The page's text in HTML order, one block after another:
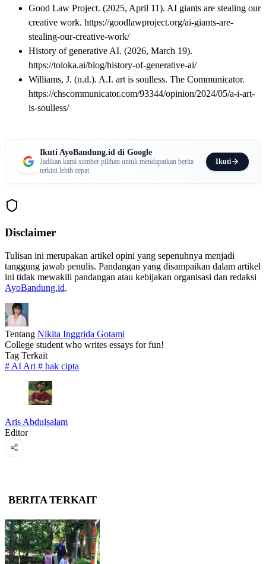
Good Law Project. (2025, April 11). AI giants are stealing our
creative work. https://goodlawproject.org/ai-giants-are-
stealing-our-creative-work/
History of generative AI. (2026, March 19).
https://toloka.ai/blog/history-of-generative-ai/
Williams, J. (n.d.). A.I. art is soulless. The Communicator.
https://chscommunicator.com/93344/opinion/2024/05/a-i-art-
is-soulless/
Ikuti AyoBandung.id di Google
Jadikan kami sumber pilihan untuk mendapatkan berita
terkini lebih cepat
Ikuti
Disclaimer
Tulisan ini merupakan artikel opini yang sepenuhnya menjadi
tanggung jawab penulis. Pandangan yang disampaikan dalam artikel
ini tidak mewakili pandangan atau kebijakan organisasi dan redaksi
AyoBandung.id.
Tentang Nikita Inggrida Gotami
College student who writes essays for fun!
Tag Terkait
# AI Art # hak cipta
Aris Abdulsalam
Editor
BERITA TERKAIT